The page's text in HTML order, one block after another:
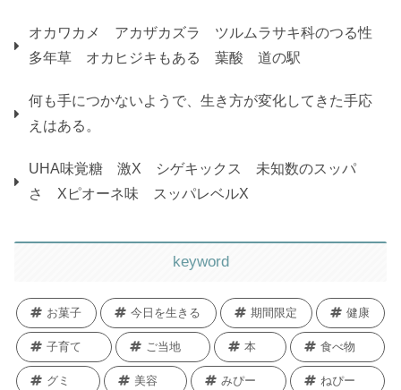
オカワカメ アカザカズラ ツルムラサキ科のつる性
多年草 オカヒジキもある 葉酸 道の駅
何も手につかないようで、生き方が変化してきた手応
えはある。
UHA味覚糖 激X シゲキックス 未知数のスッパ
さ Xピオーネ味 スッパレベルX
keyword
お菓子 今日を生きる 期間限定 健康
子育て ご当地 本 食べ物
グミ 美容 みぴー ねぴー